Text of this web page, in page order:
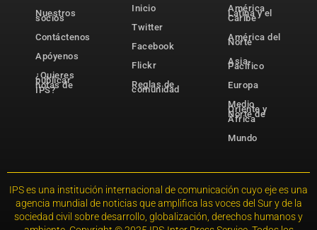
Nuestros
socios
Contáctenos
Apóyenos
¿Quieres
publicar
notas de
IPS?
Inicio
Twitter
Facebook
Flickr
Reglas de
comunidad
América
Latina y el
Caribe
América del
Norte
Asia-
Pacífico
Europa
Medio
Oriente y
Norte de
África
Mundo
IPS es una institución internacional de comunicación cuyo eje es una
agencia mundial de noticias que amplifica las voces del Sur y de la
sociedad civil sobre desarrollo, globalización, derechos humanos y